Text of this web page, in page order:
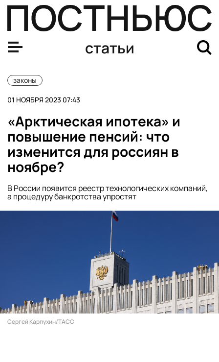
статьи
законы
01 НОЯБРЯ 2023 07:43
«Арктическая ипотека» и
повышение пенсий: что
изменится для россиян в
ноябре?
В России появится реестр технологических компаний,
а процедуру банкротства упростят
Сергей Карпухин/ТАСС
Какие страны запретили въезд машин на российских